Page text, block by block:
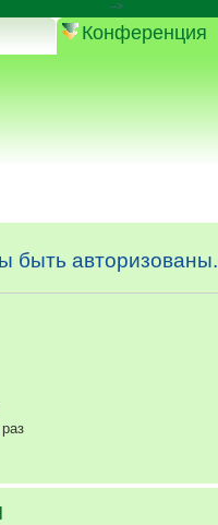
-->
Конференция
быть авторизованы.